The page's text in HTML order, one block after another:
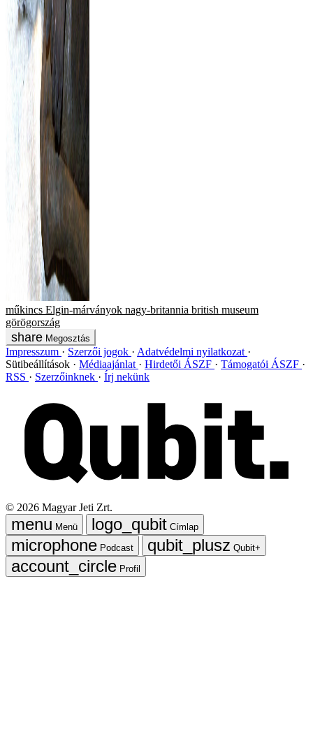
műkincs Elgin-márványok nagy-britannia british museum
görögország
Megosztás
Impresszum Szerzői jogok
Adatvédelmi nyilatkozat
Sütibeállítások
Médiaajánlat Hirdetői ÁSZF
Támogatói ÁSZF
RSS
Szerzőinknek Írj nekünk
© 2026 Magyar Jeti Zrt.
Menü
Címlap
Podcast
Qubit+
Profil